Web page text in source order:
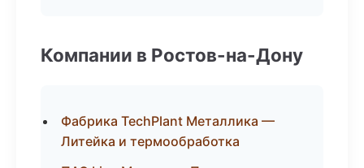
Компании в Ростов-на-Дону
Фабрика TechPlant Металлика —
Литейка и термообработка